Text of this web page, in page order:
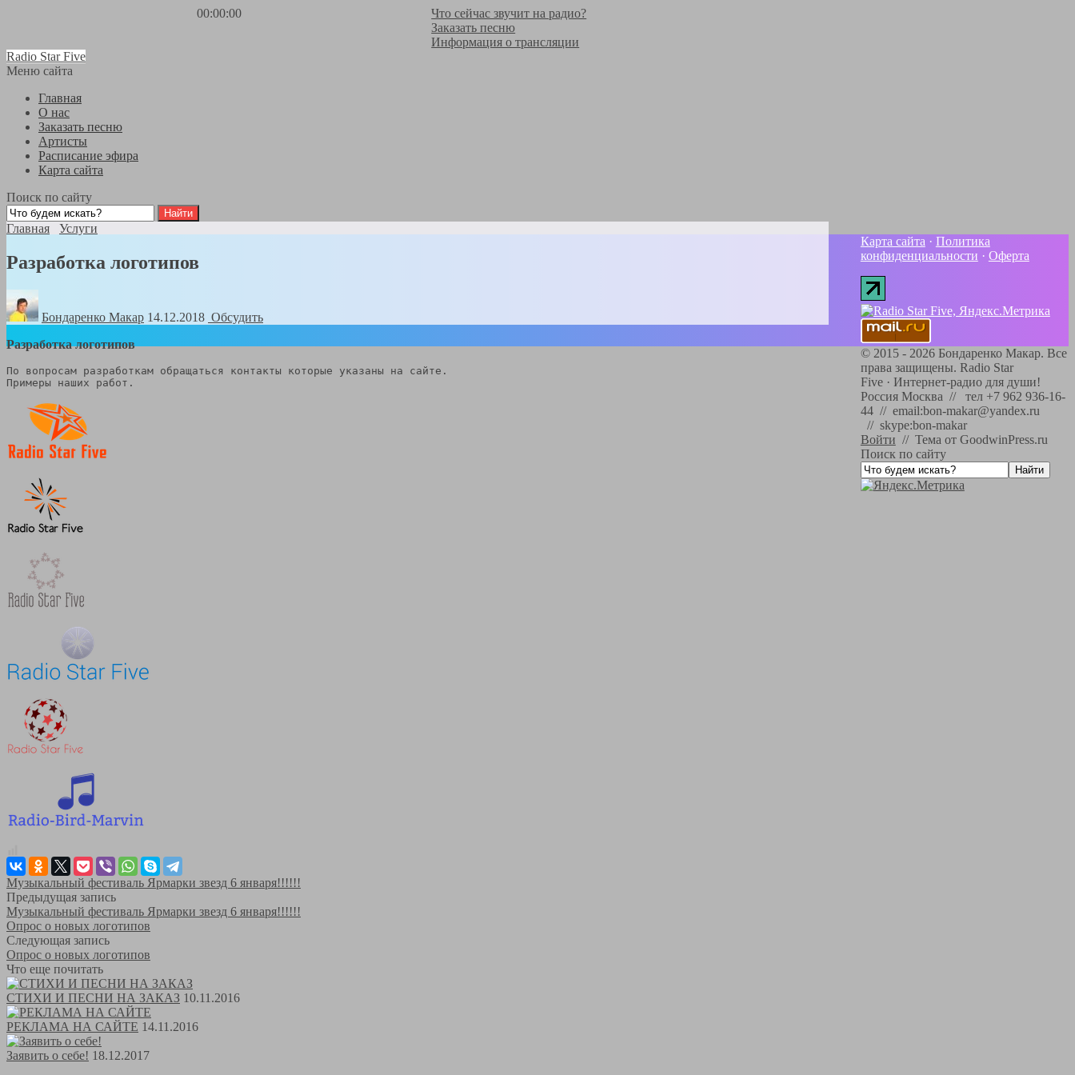
00:00:00
Что сейчас звучит на радио?
Заказать песню
Информация о трансляции
Radio Star Five
Меню сайта
Главная
О нас
Заказать песню
Артисты
Расписание эфира
Карта сайта
Поиск по сайту
Главная Услуги
Разработка логотипов
Бондаренко Mакар 14.12.2018 Обсудить
Разработка логотипов
По вопросам разработкам обращаться контакты которые указаны на сайте.
Музыкальный фестиваль Ярмарки звезд 6 января!!!!!!
Предыдущая запись
Музыкальный фестиваль Ярмарки звезд 6 января!!!!!!
Опрос о новых логотипов
Следующая запись
Опрос о новых логотипов
Что еще почитать
СТИХИ И ПЕСНИ НА ЗАКАЗ 10.11.2016
РЕКЛАМА НА САЙТЕ 14.11.2016
Заявить о себе! 18.12.2017
Карта сайта · Политика
конфиденциальности · Оферта
© 2015 - 2026Бондаренко Макар. Все
права защищены. Radio Star
Five· Интернет-радио для души!
Россия Москва // тел +7 962 936-16-
44 // email:bon-makar@yandex.ru
// skype:bon-makar
Войти // Тема от GoodwinPress.ru
Поиск по сайту